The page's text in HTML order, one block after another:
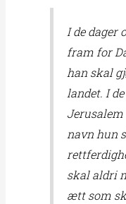
I de dager
fram for
han skal
landet. I
Jerusalem
navn hun
skal aldri
ætt som